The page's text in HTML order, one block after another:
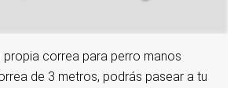
propia correa para perro manos
de 3 metros, podrás pasear a tu